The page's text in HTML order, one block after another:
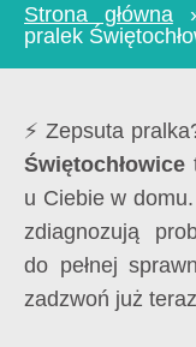
Strona główna
pralek
⚡ Zepsuta
Świętochłowice
u Ciebie w
zdiagnozują
do pełnej
zadzwoń już